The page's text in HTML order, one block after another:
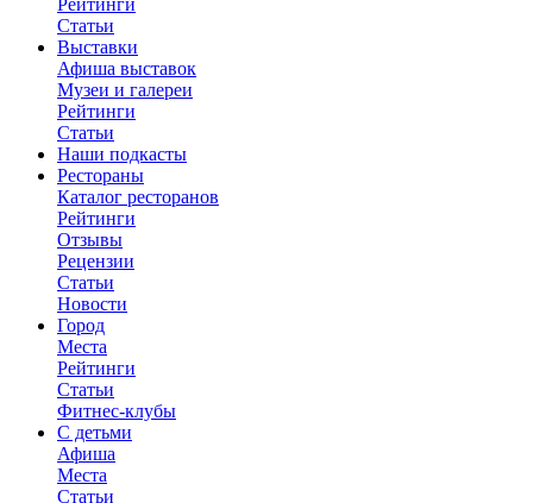
Рейтинги
Статьи
Выставки
Афиша выставок
Музеи и галереи
Рейтинги
Статьи
Наши подкасты
Рестораны
Каталог ресторанов
Рейтинги
Отзывы
Рецензии
Статьи
Новости
Город
Места
Рейтинги
Статьи
Фитнес-клубы
С детьми
Афиша
Места
Статьи